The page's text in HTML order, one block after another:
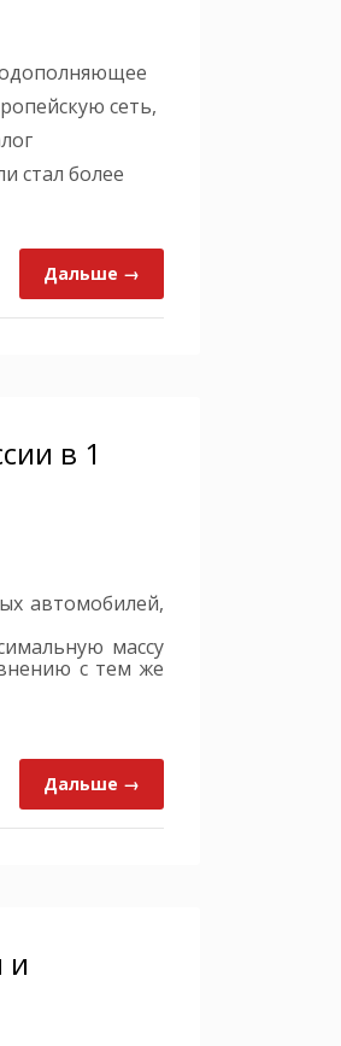
сеть,
стал более
Дальше →
в 1
автомобилей,
массу
с тем же
Дальше →
и